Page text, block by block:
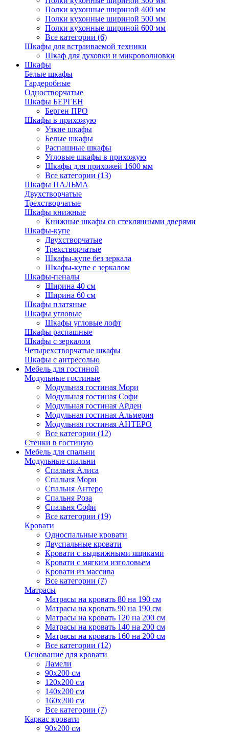
Полки кухонные шириной 400 мм
Полки кухонные шириной 500 мм
Полки кухонные шириной 600 мм
Все категории (6)
Шкафы для встраиваемой техники
Шкаф для духовки и микроволновки
Шкафы
Белые шкафы
Гардеробные
Одностворчатые
Шкафы БЕРГЕН
Берген ПРО
Шкафы в прихожую
Узкие шкафы
Белые шкафы
Распашные шкафы
Угловые шкафы в прихожую
Шкафы для прихожей 1600 мм
Все категории (13)
Шкафы ПАЛЬМА
Двухстворчатые
Трехстворчатые
Шкафы книжные
Книжные шкафы со стеклянными дверями
Шкафы-купе
Двухстворчатые
Трехстворчатые
Шкафы-купе без зеркала
Шкафы-купе с зеркалом
Шкафы-пеналы
Ширина 40 см
Ширина 60 см
Шкафы платяные
Шкафы угловые
Шкафы угловые лофт
Шкафы распашные
Шкафы с зеркалом
Четырехстворчатые шкафы
Шкафы с антресолью
Мебель для гостиной
Модульные гостиные
Модульная гостиная Мори
Модульная гостиная Софи
Модульная гостиная Айден
Модульная гостиная Альмерия
Модульная гостиная АНТЕРО
Все категории (12)
Стенки в гостиную
Мебель для спальни
Модульные спальни
Спальня Алиса
Спальня Мори
Спальня Антеро
Спальня Роза
Спальня Софи
Все категории (19)
Кровати
Односпальные кровати
Двуспальные кровати
Кровати с выдвижными ящиками
Кровати с мягким изголовьем
Кровати из массива
Все категории (7)
Матрасы
Матрасы на кровать 80 на 190 см
Матрасы на кровать 90 на 190 см
Матрасы на кровать 120 на 200 см
Матрасы на кровать 140 на 200 см
Матрасы на кровать 160 на 200 см
Все категории (12)
Основание для кровати
Ламели
90х200 см
120х200 см
140х200 см
160х200 см
Все категории (7)
Каркас кровати
90х200 см